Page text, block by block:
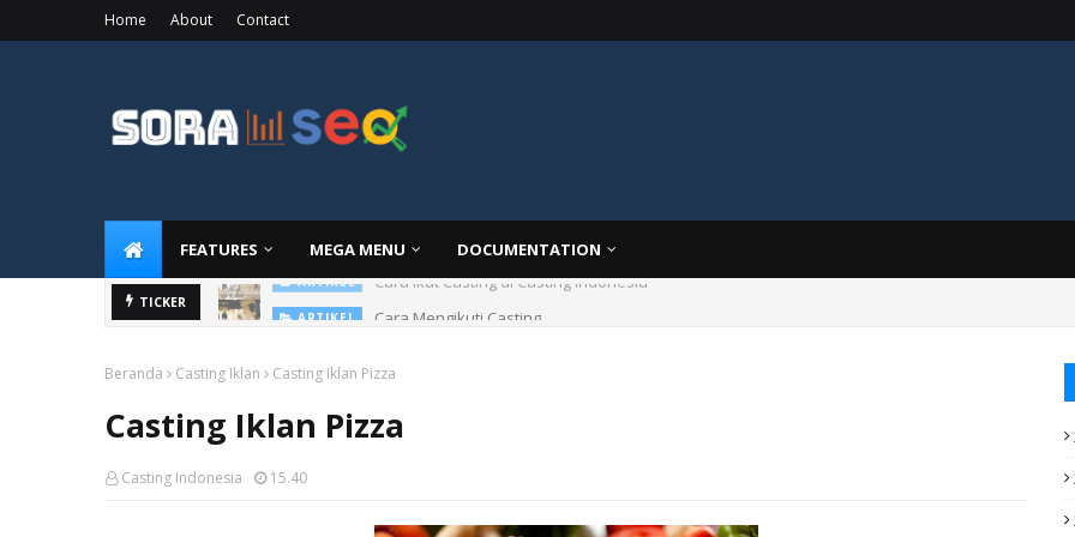
Home About Contact
FEATURES MEGA MENU DOCUMENTATION
TICKER
Beranda Casting Iklan Casting Iklan Pizza
Casting Iklan Pizza
Casting Indonesia 15.40